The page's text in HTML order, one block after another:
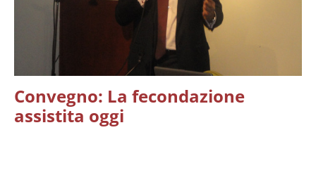
Convegno: La fecondazione
assistita oggi